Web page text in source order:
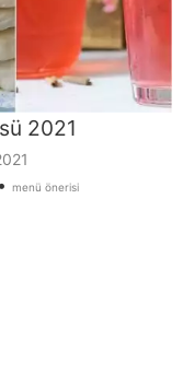
2021
• menü önerisi